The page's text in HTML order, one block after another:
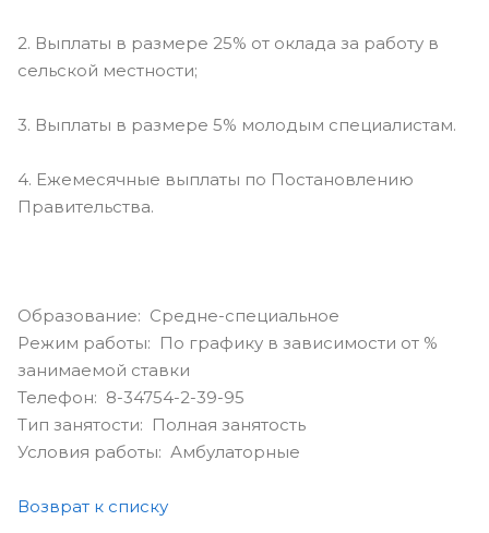
2. Выплаты в размере 25% от оклада за работу в
сельской местности;
3. Выплаты в размере 5% молодым специалистам.
4. Ежемесячные выплаты по Постановлению
Правительства.
Образование: Средне-специальное
Режим работы: По графику в зависимости от %
занимаемой ставки
Телефон: 8-34754-2-39-95
Тип занятости: Полная занятость
Условия работы: Амбулаторные
Возврат к списку